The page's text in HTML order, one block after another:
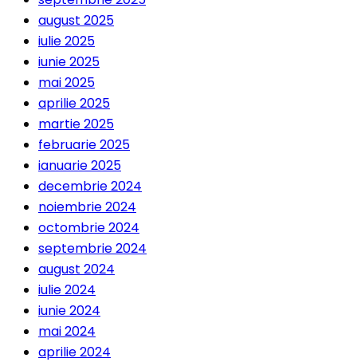
august 2025
iulie 2025
iunie 2025
mai 2025
aprilie 2025
martie 2025
februarie 2025
ianuarie 2025
decembrie 2024
noiembrie 2024
octombrie 2024
septembrie 2024
august 2024
iulie 2024
iunie 2024
mai 2024
aprilie 2024